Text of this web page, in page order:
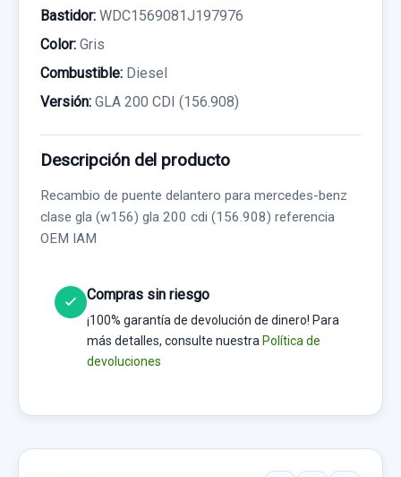
Bastidor: WDC1569081J197976
Color: Gris
Combustible: Diesel
Versión: GLA 200 CDI (156.908)
Descripción del producto
Recambio de puente delantero para mercedes-benz
clase gla (w156) gla 200 cdi (156.908) referencia
OEM IAM
Compras sin riesgo
¡100% garantía de devolución de dinero! Para
más detalles, consulte nuestra Política de
devoluciones